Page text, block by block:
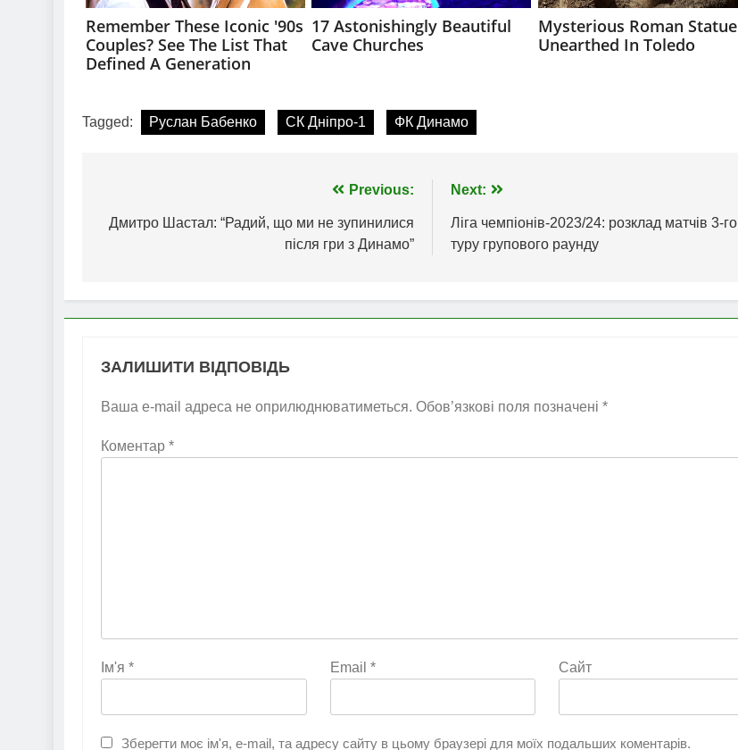
Tagged: Руслан Бабенко СК Дніпро-1 ФК Динамо
записів
Previous:
Дмитро Шастал: “Радий, що ми не зупинилися
після гри з Динамо”
Next:
Ліга чемпіонів-2023/24: розклад матчів 3-го
туру групового раунду
ЗАЛИШИТИ ВІДПОВІДЬ
Ваша e-mail адреса не оприлюднюватиметься. Обов’язкові поля позначені *
Коментар *
Ім'я * Email * Сайт
Зберегти моє ім'я, e-mail, та адресу сайту в цьому браузері для моїх подальших коментарів.